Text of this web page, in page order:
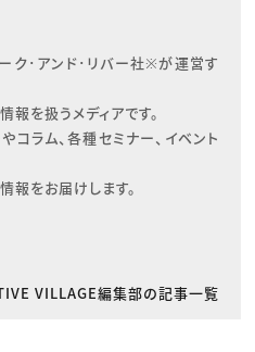
ク･アンド･リバー社※が運営す
報を扱うメディアです。
コラム、各種セミナー、イベント
報をお届けします。
VILLAGE編集部の記事一覧